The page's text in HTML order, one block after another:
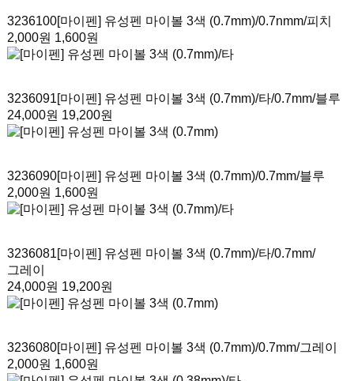
3236100[마이펜] 유성펜 마이볼 3색 (0.7mm)/0.7nmm/피치
2,000원 1,600원
3236091[마이펜] 유성펜 마이볼 3색 (0.7mm)/타/0.7mm/블루
24,000원 19,200원
3236090[마이펜] 유성펜 마이볼 3색 (0.7mm)/0.7mm/블루
2,000원 1,600원
3236081[마이펜] 유성펜 마이볼 3색 (0.7mm)/타/0.7mm/
그레이
24,000원 19,200원
3236080[마이펜] 유성펜 마이볼 3색 (0.7mm)/0.7mm/그레이
2,000원 1,600원